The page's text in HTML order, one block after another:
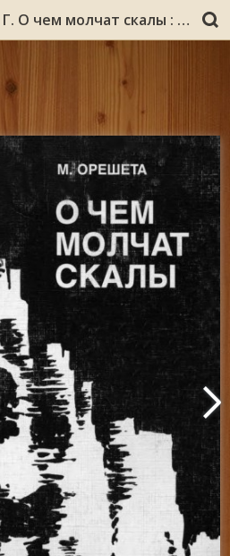
Орешета, М. Г. О чем молчат скалы : зарисовки, очерки, рассказы о людях и событиях военной поры / М. Г. Орешета ; Мурм. обл. ин-т повышения квалификации работников образования. – Мурманск : Мурманский областной институт повышения квалификации работников образования, 1998. – 169, [5] с. : ил.